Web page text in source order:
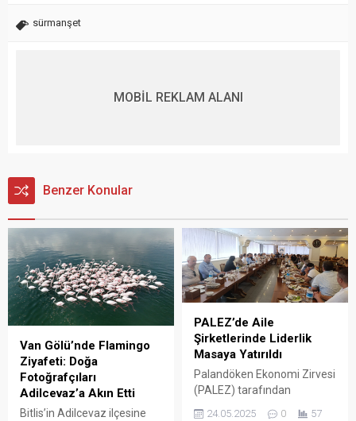
sürmanşet
MOBİL REKLAM ALANI
Benzer Konular
Van Gölü’nde Flamingo
Ziyafeti: Doğa
Fotoğrafçıları
Adilcevaz’a Akın Etti
Bitlis’in Adilcevaz ilçesine
PALEZ’de Aile
Şirketlerinde Liderlik
Masaya Yatırıldı
Palandöken Ekonomi Zirvesi
(PALEZ) tarafından
düzenlenen “Zirve Öncesi
24.05.2025 0 57